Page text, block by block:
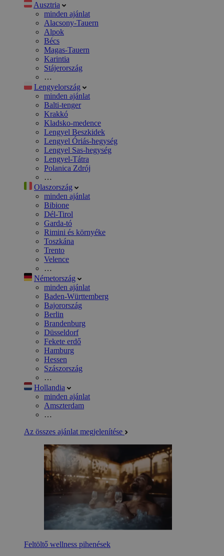
Ausztria
minden ajánlat
Alacsony-Tauern
Alpok
Bécs
Magas-Tauern
Karintia
Stájerország
…
Lengyelország
minden ajánlat
Balti-tenger
Krakkó
Kladsko-medence
Lengyel Beszkidek
Lengyel Óriás-hegység
Lengyel Sas-hegység
Lengyel-Tátra
Polanica Zdrój
…
Olaszország
minden ajánlat
Bibione
Dél-Tirol
Garda-tó
Rimini és környéke
Toszkána
Trento
Velence
…
Németország
minden ajánlat
Baden-Württemberg
Bajorország
Berlin
Brandenburg
Düsseldorf
Fekete erdő
Hamburg
Hessen
Szászország
…
Hollandia
minden ajánlat
Amszterdam
…
Az összes ajánlat megjelenítése
Feltöltő wellness pihenések